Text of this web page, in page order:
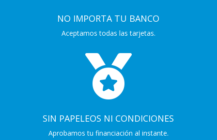
NO IMPORTA TU BANCO
Aceptamos todas las tarjetas.

SIN PAPELEOS NI CONDICIONES
Aprobamos tu financiación al instante.